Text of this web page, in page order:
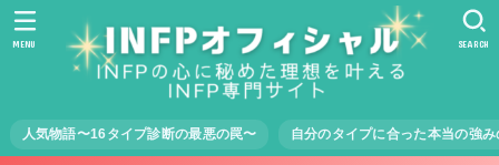
人気物語〜16タイプ診断の最悪の罠〜 自分のタイプに合った本当の強
SEARCH
MENU